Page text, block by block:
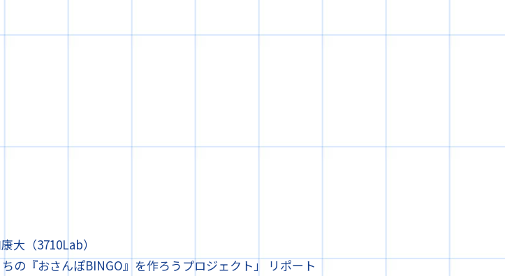
大（3710Lab）
『おさんぽBINGO』を作ろうプロジェクト」 リポート